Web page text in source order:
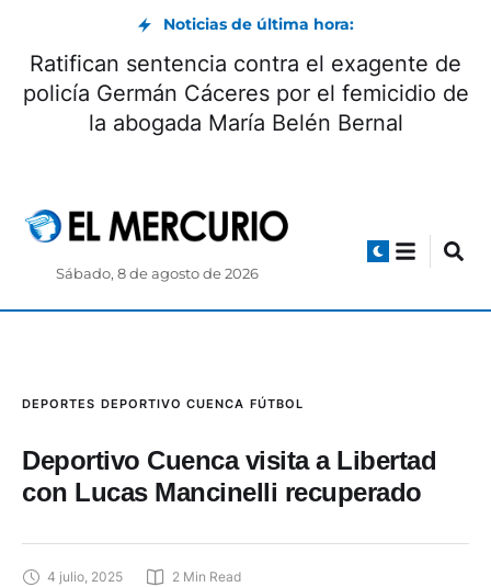
Noticias de última hora:
Ratifican sentencia contra el exagente de
policía Germán Cáceres por el femicidio de
la abogada María Belén Bernal
Sábado, 8 de agosto de 2026
DEPORTES DEPORTIVO CUENCA FÚTBOL
Deportivo Cuenca visita a Libertad
con Lucas Mancinelli recuperado
4 julio, 2025 2 Min Read